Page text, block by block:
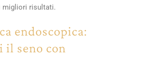
migliori risultati.
endoscopica:
il seno con